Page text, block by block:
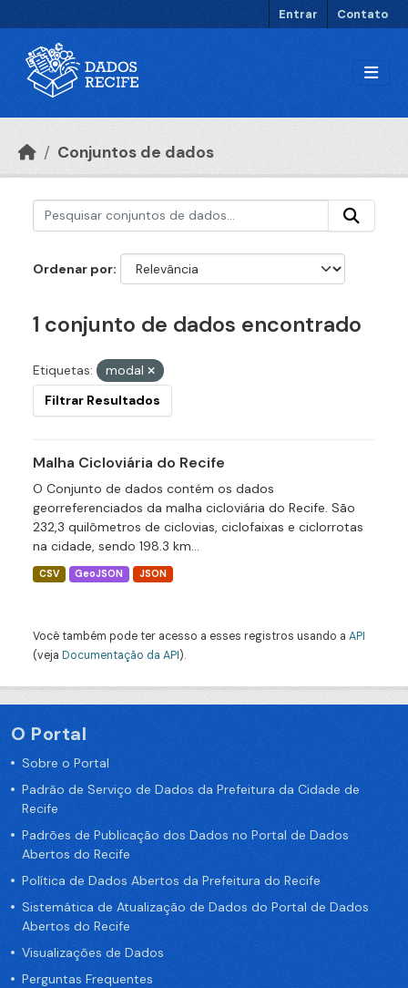
Entrar Contato
Conjuntos de dados
Ordenar por
1 conjunto de dados encontrado
Etiquetas:
modal
Filtrar Resultados
Malha Cicloviária do Recife
O Conjunto de dados contém os dados
georreferenciados da malha cicloviária do Recife. São
232,3 quilômetros de ciclovias, ciclofaixas e ciclorrotas
na cidade, sendo 198.3 km...
CSV GeoJSON JSON
Você também pode ter acesso a esses registros usando a API
(veja Documentação da API).
O Portal
Sobre o Portal
Padrão de Serviço de Dados da Prefeitura da Cidade de
Recife
Padrões de Publicação dos Dados no Portal de Dados
Abertos do Recife
Política de Dados Abertos da Prefeitura do Recife
Sistemática de Atualização de Dados do Portal de Dados
Abertos do Recife
Visualizações de Dados
Perguntas Frequentes